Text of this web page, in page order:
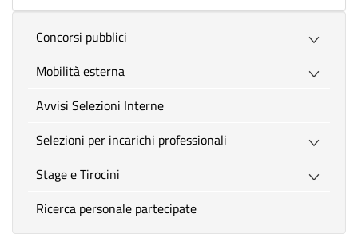
Concorsi pubblici
Mobilità esterna
Avvisi Selezioni Interne
Selezioni per incarichi professionali
Stage e Tirocini
Ricerca personale partecipate